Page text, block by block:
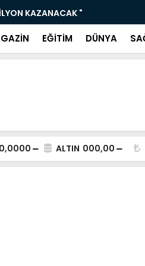
KAZANACAK "
EĞİTİM DÜNYA
0,0000 ALTIN 000,00